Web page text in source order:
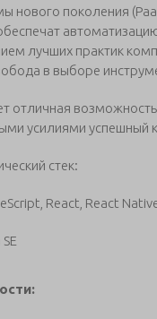
нового поколения
лучших практик
в выборе
отличная
усилиями успешный
стек:
React, React